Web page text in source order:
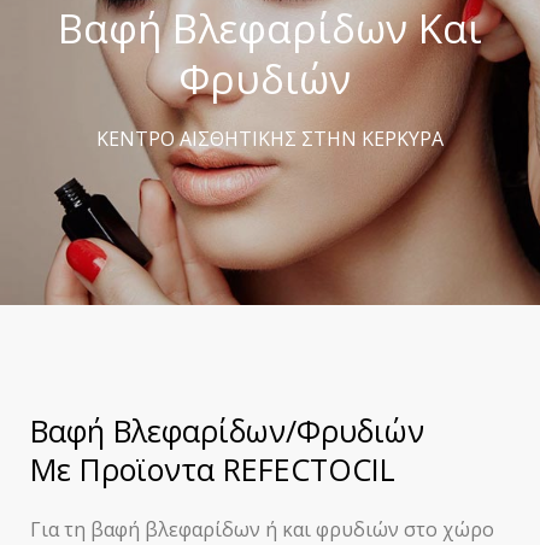
Βαφή Βλεφαρίδων Και
Φρυδιών
ΚΕΝΤΡΟ ΑΙΣΘΗΤΙΚΗΣ ΣΤΗΝ ΚΕΡΚΥΡΑ
Βαφή Βλεφαρίδων/Φρυδιών
Με Προϊοντα REFECTOCIL
Για τη βαφή βλεφαρίδων ή και φρυδιών στο χώρο